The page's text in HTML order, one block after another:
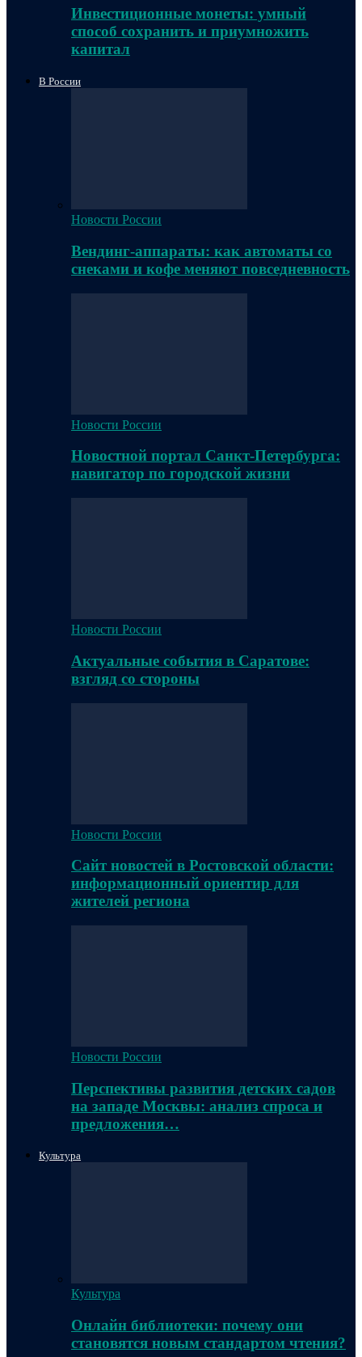
Инвестиционные монеты: умный
способ сохранить и приумножить
капитал
В России
Новости России
Вендинг-аппараты: как автоматы со
снеками и кофе меняют повседневность
Новости России
Новостной портал Санкт-Петербурга:
навигатор по городской жизни
Новости России
Актуальные события в Саратове:
взгляд со стороны
Новости России
Сайт новостей в Ростовской области:
информационный ориентир для
жителей региона
Новости России
Перспективы развития детских садов
на западе Москвы: анализ спроса и
предложения…
Культура
Культура
Онлайн библиотеки: почему они
становятся новым стандартом чтения?